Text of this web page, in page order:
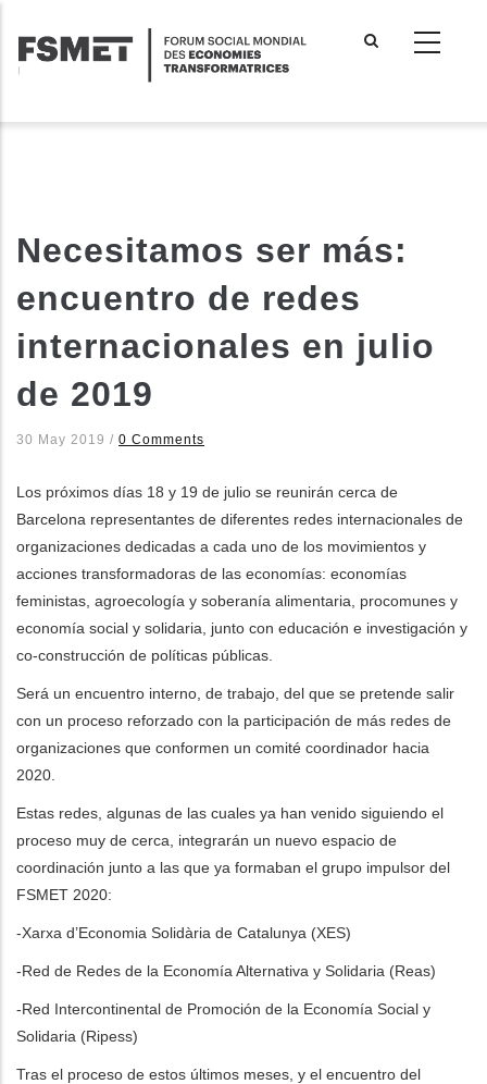
contenu
actions supplémentaires
Necesitamos ser más:
encuentro de redes
internacionales en julio
de 2019
30 May 2019 / 0 Comments
Los próximos días 18 y 19 de julio se reunirán cerca de
Barcelona representantes de diferentes redes internacionales de
organizaciones dedicadas a cada uno de los movimientos y
acciones transformadoras de las economías: economías
feministas, agroecología y soberanía alimentaria, procomunes y
economía social y solidaria, junto con educación e investigación y
co-construcción de políticas públicas.
Será un encuentro interno, de trabajo, del que se pretende salir
con un proceso reforzado con la participación de más redes de
organizaciones que conformen un comité coordinador hacia
2020.
Estas redes, algunas de las cuales ya han venido siguiendo el
proceso muy de cerca, integrarán un nuevo espacio de
coordinación junto a las que ya formaban el grupo impulsor del
FSMET 2020:
-Xarxa d’Economia Solidària de Catalunya (XES)
-Red de Redes de la Economía Alternativa y Solidaria (Reas)
-Red Intercontinental de Promoción de la Economía Social y
Solidaria (Ripess)
Tras el proceso de estos últimos meses, y el encuentro del